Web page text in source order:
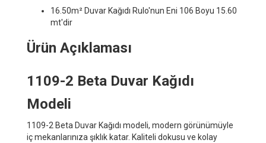
16.50m² Duvar Kağıdı Rulo'nun Eni 106 Boyu 15.60
mt'dir
Ürün Açıklaması
1109-2 Beta Duvar Kağıdı
Modeli
1109-2 Beta Duvar Kağıdı modeli, modern görünümüyle
iç mekanlarınıza şıklık katar. Kaliteli dokusu ve kolay